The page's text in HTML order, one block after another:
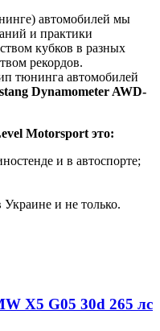
автомобилей мы
и практики
кубков в разных
рекордов.
тюнинга автомобилей
Dynamometer AWD-
Motorsport это:
и в автоспорте;
и не только.
X5 G05 30d 265 лс